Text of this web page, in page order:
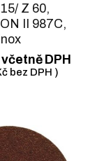
Z 60,
II 987C,
DPH
bez DPH )